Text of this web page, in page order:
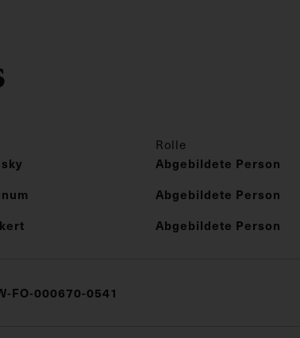
Rolle
Abgebildete Person
Abgebildete Person
Abgebildete Person
FO-000670-0541